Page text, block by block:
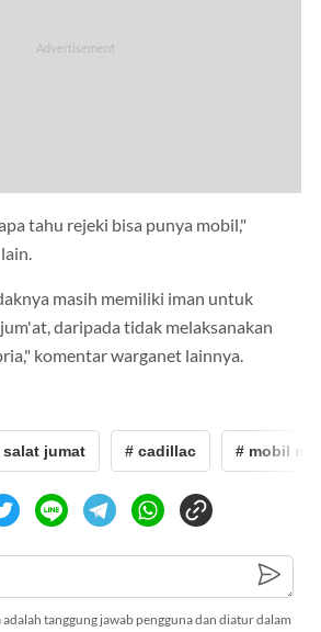
tahu rejeki bisa punya mobil,"
masih memiliki iman untuk
daripada tidak melaksanakan
komentar warganet lainnya.
salat jumat # cadillac # mobil
tanggung jawab pengguna dan diatur dalam